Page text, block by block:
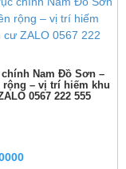
Nam Đồ Sơn –
rộng – vị trí hiếm khu
0567 222 555